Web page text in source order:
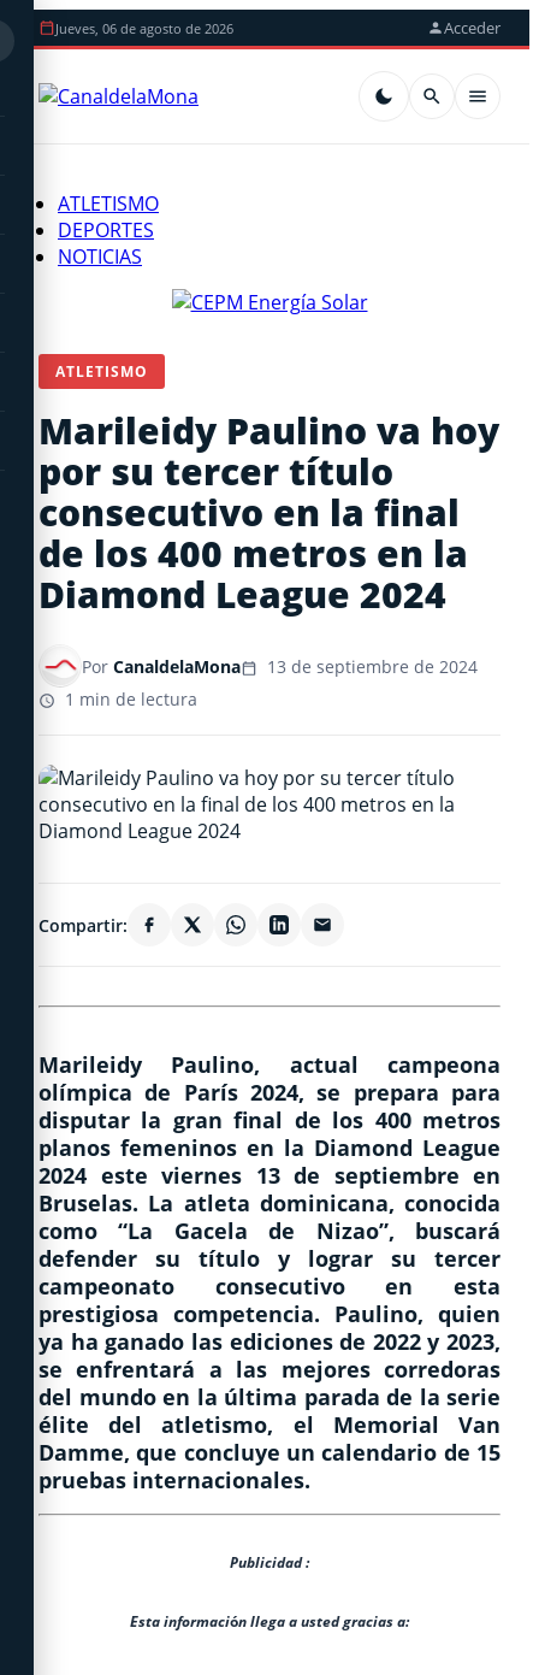
Jueves, 06 de agosto de 2026 Acceder
ATLETISMO
DEPORTES
NOTICIAS
ATLETISMO
Marileidy Paulino va hoy
por su tercer título
consecutivo en la final
de los 400 metros en la
Diamond League 2024
Por CanaldelaMona
13 de septiembre de 2024
1 min de lectura
Compartir:
Marileidy Paulino, actual campeona
olímpica de París 2024, se prepara para
disputar la gran final de los 400 metros
planos femeninos en la Diamond League
2024 este viernes 13 de septiembre en
Bruselas. La atleta dominicana, conocida
como “La Gacela de Nizao”, buscará
defender su título y lograr su tercer
campeonato consecutivo en esta
prestigiosa competencia. Paulino, quien
ya ha ganado las ediciones de 2022 y 2023,
se enfrentará a las mejores corredoras
del mundo en la última parada de la serie
élite del atletismo, el Memorial Van
Damme, que concluye un calendario de 15
pruebas internacionales.
Publicidad :
Esta información llega a usted gracias a: